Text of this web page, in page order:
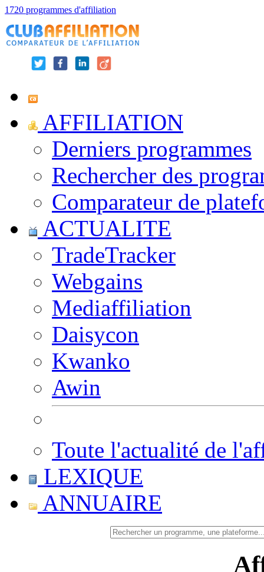
1720 programmes d'affiliation
AFFILIATION
Derniers programmes
Rechercher des
Comparateur de
ACTUALITE
TradeTracker
Webgains
Mediaffiliation
Daisycon
Kwanko
Awin
Toute l'actualité de
LEXIQUE
ANNUAIRE